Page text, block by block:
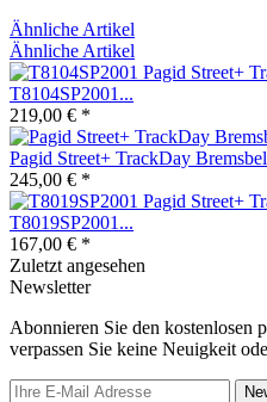
Ähnliche Artikel
Ähnliche Artikel
Pagid Street+
T8104SP2001...
219,00 € *
Pagid Street+ TrackDay
245,00 € *
Pagid Street+
T8019SP2001...
167,00 € *
Zuletzt angesehen
Newsletter
Abonnieren Sie den kostenlosen
verpassen Sie keine Neuigkeit